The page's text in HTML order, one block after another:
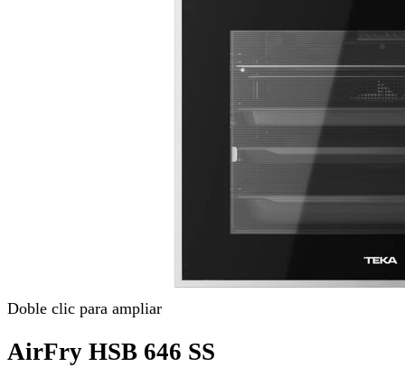
Doble clic para ampliar
AirFry HSB 646 SS